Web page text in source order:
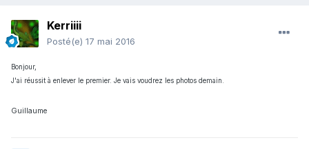
Kerriiii
Posté(e) 17 mai 2016
Bonjour,
J'ai réussit à enlever le premier. Je vais voudrez les photos demain.
Guillaume